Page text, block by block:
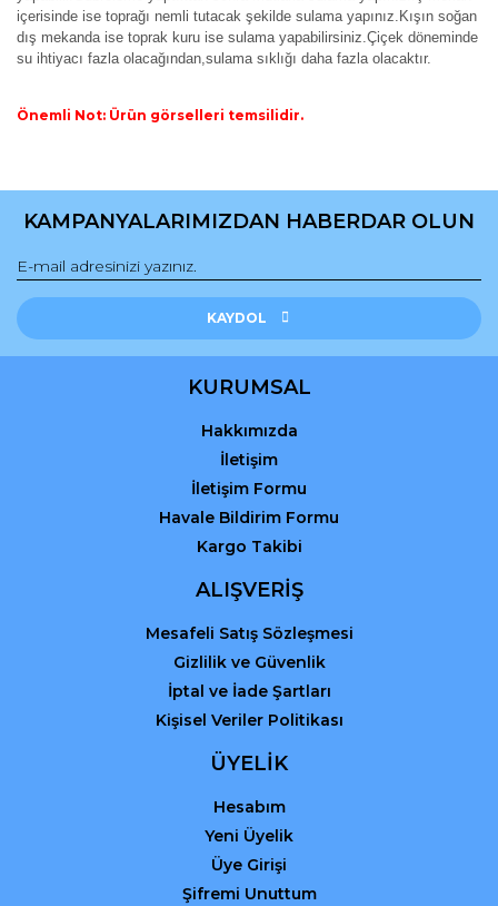
içerisinde ise toprağı nemli tutacak şekilde sulama yapınız.Kışın soğan
dış mekanda ise toprak kuru ise sulama yapabilirsiniz.Çiçek döneminde
su ihtiyacı fazla olacağından,sulama sıklığı daha fazla olacaktır.
Önemli Not: Ürün görselleri temsilidir.
konularda yetersiz gördüğünüz noktaları öneri formunu
Görüş ve önerileriniz için teşekkür ederiz.
Ürün resmi kalitesiz, bozuk veya görüntülenemiyor.
Ürün açıklamasında eksik bilgiler bulunuyor.
Ürün fiyatı diğer sitelerden daha pahalı.
Gönder
KAMPANYALARIMIZDAN HABERDAR OLUN
KAYDOL
KURUMSAL
Hakkımızda
İletişim
İletişim Formu
Havale Bildirim Formu
Kargo Takibi
ALIŞVERİŞ
Mesafeli Satış Sözleşmesi
Gizlilik ve Güvenlik
İptal ve İade Şartları
Kişisel Veriler Politikası
ÜYELİK
Hesabım
Yeni Üyelik
Üye Girişi
Şifremi Unuttum